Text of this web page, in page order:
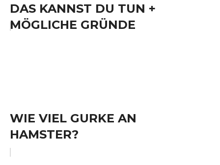
DAS KANNST DU TUN +
MÖGLICHE GRÜNDE
WIE VIEL GURKE AN
HAMSTER?